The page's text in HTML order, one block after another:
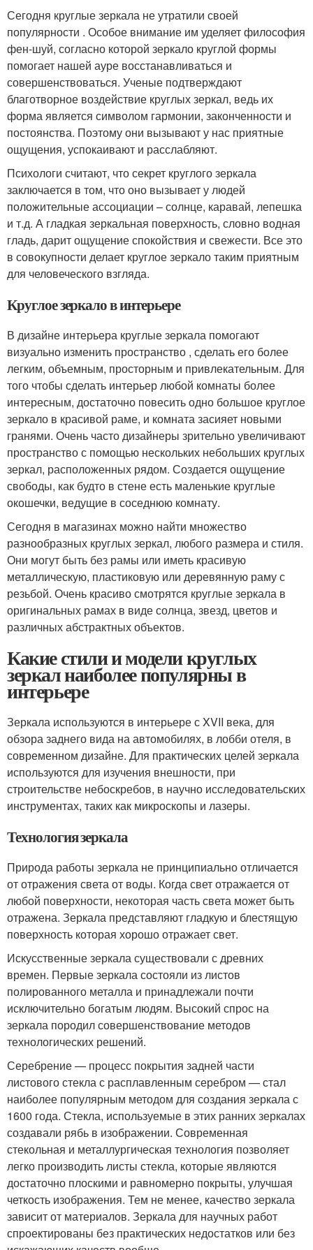
Сегодня круглые зеркала не утратили своей
популярности . Особое внимание им уделяет философия
фен-шуй, согласно которой зеркало круглой формы
помогает нашей ауре восстанавливаться и
совершенствоваться. Ученые подтверждают
благотворное воздействие круглых зеркал, ведь их
форма является символом гармонии, законченности и
постоянства. Поэтому они вызывают у нас приятные
ощущения, успокаивают и расслабляют.
Психологи считают, что секрет круглого зеркала
заключается в том, что оно вызывает у людей
положительные ассоциации – солнце, каравай, лепешка
и т.д. А гладкая зеркальная поверхность, словно водная
гладь, дарит ощущение спокойствия и свежести. Все это
в совокупности делает круглое зеркало таким приятным
для человеческого взгляда.
Круглое зеркало в интерьере
В дизайне интерьера круглые зеркала помогают
визуально изменить пространство , сделать его более
легким, объемным, просторным и привлекательным. Для
того чтобы сделать интерьер любой комнаты более
интересным, достаточно повесить одно большое круглое
зеркало в красивой раме, и комната засияет новыми
гранями. Очень часто дизайнеры зрительно увеличивают
пространство с помощью нескольких небольших круглых
зеркал, расположенных рядом. Создается ощущение
свободы, как будто в стене есть маленькие круглые
окошечки, ведущие в соседнюю комнату.
Сегодня в магазинах можно найти множество
разнообразных круглых зеркал, любого размера и стиля.
Они могут быть без рамы или иметь красивую
металлическую, пластиковую или деревянную раму с
резьбой. Очень красиво смотрятся круглые зеркала в
оригинальных рамах в виде солнца, звезд, цветов и
различных абстрактных объектов.
Какие стили и модели круглых
зеркал наиболее популярны в
интерьере
Зеркала используются в интерьере с XVII века, для
обзора заднего вида на автомобилях, в лобби отеля, в
современном дизайне. Для практических целей зеркала
используются для изучения внешности, при
строительстве небоскребов, в научно исследовательских
инструментах, таких как микроскопы и лазеры.
Технология зеркала
Природа работы зеркала не принципиально отличается
от отражения света от воды. Когда свет отражается от
любой поверхности, некоторая часть света может быть
отражена. Зеркала представляют гладкую и блестящую
поверхность которая хорошо отражает свет.
Искусственные зеркала существовали с древних
времен. Первые зеркала состояли из листов
полированного металла и принадлежали почти
исключительно богатым людям. Высокий спрос на
зеркала породил совершенствование методов
технологических решений.
Серебрение — процесс покрытия задней части
листового стекла с расплавленным серебром — стал
наиболее популярным методом для создания зеркала с
1600 года. Стекла, используемые в этих ранних зеркалах
создавали рябь в изображении. Современная
стекольная и металлургическая технология позволяет
легко производить листы стекла, которые являются
достаточно плоскими и равномерно покрыты, улучшая
четкость изображения. Тем не менее, качество зеркала
зависит от материалов. Зеркала для научных работ
спроектированы без практических недостатков или без